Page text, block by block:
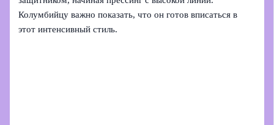
Колумбийцу важно показать, что он готов вписаться в
этот интенсивный стиль.